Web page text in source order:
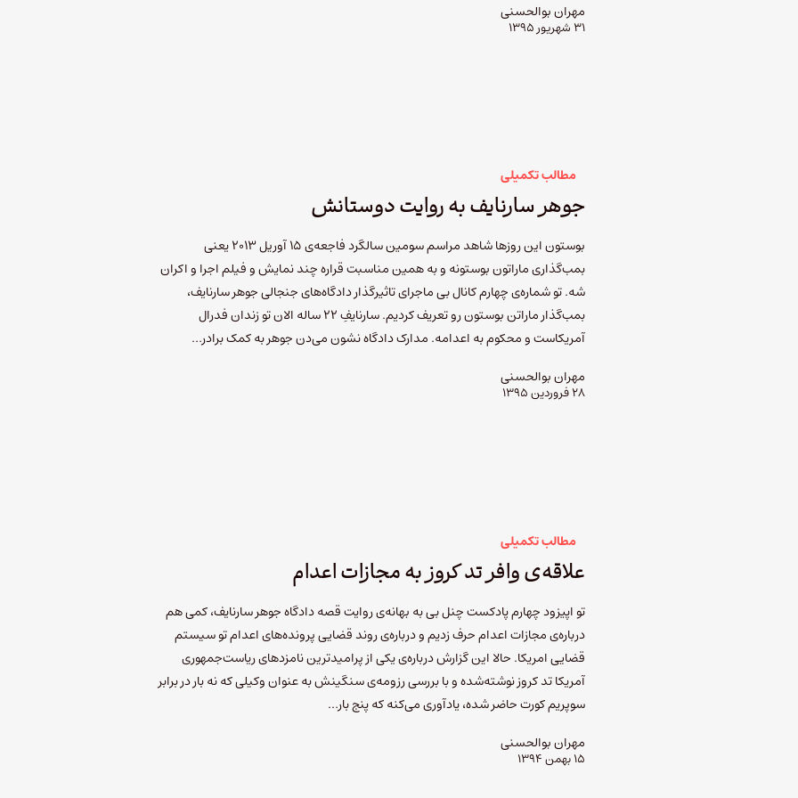
مهران بوالحسنی
۳۱ شهریور ۱۳۹۵
مطالب تکمیلی
جوهر سارنایف به روایت دوستانش
بوستون این روزها شاهد مراسم سومین سالگرد فاجعه‌ی ۱۵ آوریل ۲۰۱۳ یعنی
بمب‌گذاری ماراتون بوستونه و به همین مناسبت قراره چند نمایش و فیلم اجرا و اکران
شه. تو شماره‌ی چهارم کانال بی ماجرای تاثیرگذار دادگاه‌های جنجالی جوهر سارنایف،
بمب‌گذار ماراتن بوستون رو تعریف کردیم. سارنایفِ ۲۲ ساله الان تو زندان فدرال
آمریکاست و محکوم به اعدامه. مدارک دادگاه نشون می‌دن جوهر به کمک برادر…
مهران بوالحسنی
۲۸ فروردین ۱۳۹۵
مطالب تکمیلی
علاقه‌ی وافر تد کروز به مجازات اعدام
تو اپیزود چهارم پادکست چنل بی به بهانه‌ی روایت قصه دادگاه جوهر سارنایف، کمی هم
درباره‌ی مجازات اعدام حرف زدیم و درباره‌ی روند قضایی پرونده‌های اعدام تو سیستم
قضایی امریکا. حالا این گزارش درباره‌ی یکی از پرامیدترین نامزدهای ریاست‌جمهوری
آمریکا تد کروز نوشته‌شده و با بررسی رزومه‌ی سنگینش به عنوان وکیلی که نه بار در برابر
سوپریم کورت حاضر شده، یادآوری می‌کنه که پنج بار…
مهران بوالحسنی
۱۵ بهمن ۱۳۹۴